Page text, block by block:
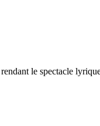
le spectacle